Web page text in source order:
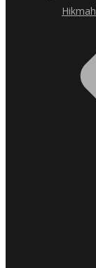
Hikmah